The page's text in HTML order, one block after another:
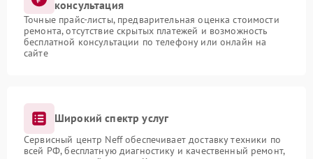
консультация
Точные прайс-листы, предварительная оценка стоимости
ремонта, отсутствие скрытых платежей и возможность
бесплатной консультации по телефону или онлайн на
сайте
Широкий спектр услуг
Сервисный центр Neff обеспечивает доставку техники по
всей РФ, бесплатную диагностику и качественный ремонт,